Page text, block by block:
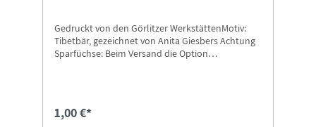
Gedruckt von den Görlitzer WerkstättenMotiv:
Tibetbär, gezeichnet von Anita Giesbers Achtung
Sparfüchse: Beim Versand die Option
1,00 €*